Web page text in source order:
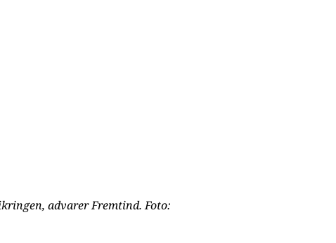
advarer Fremtind. Foto: